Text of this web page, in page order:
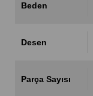
Beden
Desen
Parça Sayısı